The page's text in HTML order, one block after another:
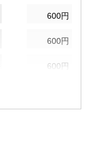
600円
600円
600円